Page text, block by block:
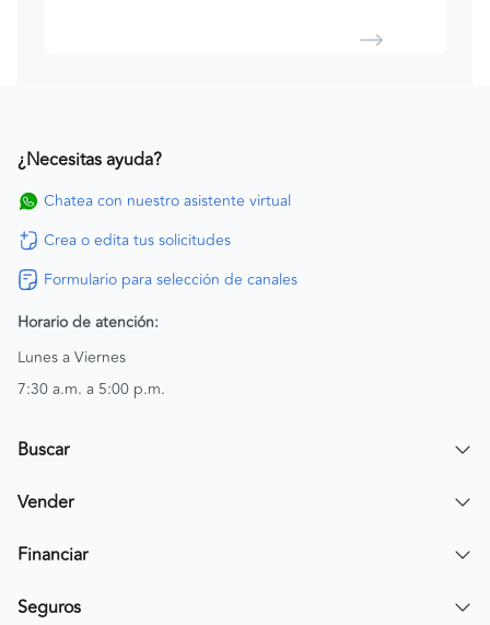
¿Necesitas ayuda?
Chatea con nuestro asistente virtual
Crea o edita tus solicitudes
Formulario para selección de canales
Horario de atención:
Lunes a Viernes
7:30 a.m. a 5:00 p.m.
Buscar
Encuentra un carro
Vender
Publicar mi vehículo
Financiar
Simular crédito
Seguros